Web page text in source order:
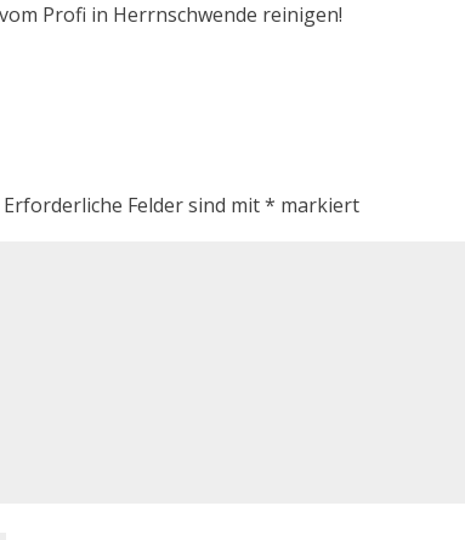
Profi in Herrnschwende reinigen!
Erforderliche Felder sind mit* markiert